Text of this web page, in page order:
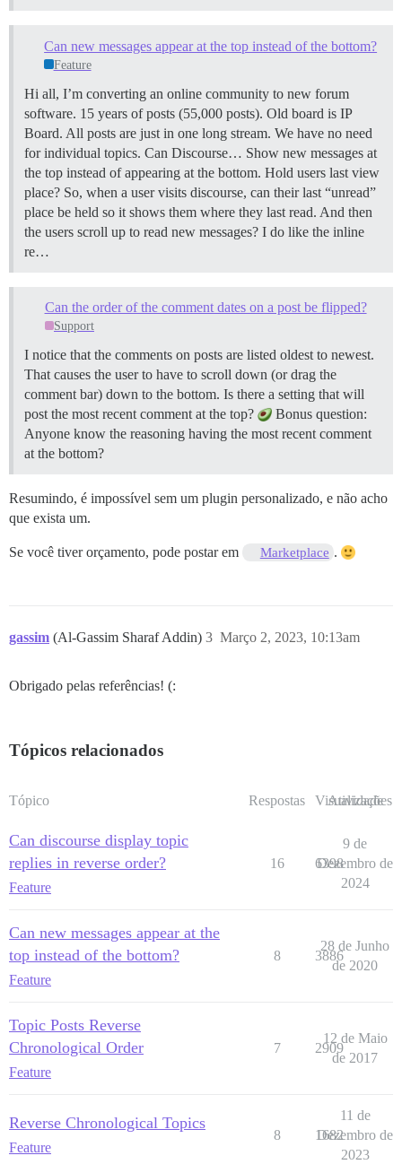
Can new messages appear at the top instead of the bottom?
Feature
Hi all, I’m converting an online community to new forum
software. 15 years of posts (55,000 posts). Old board is IP
Board. All posts are just in one long stream. We have no need
for individual topics. Can Discourse… Show new messages at
the top instead of appearing at the bottom. Hold users last view
place? So, when a user visits discourse, can their last “unread”
place be held so it shows them where they last read. And then
the users scroll up to read new messages? I do like the inline
re…
Can the order of the comment dates on a post be flipped?
Support
I notice that the comments on posts are listed oldest to newest.
That causes the user to have to scroll down (or drag the
comment bar) down to the bottom. Is there a setting that will
post the most recent comment at the top?
Bonus question:
Anyone know the reasoning having the most recent comment
at the bottom?
Resumindo, é impossível sem um plugin personalizado, e não acho
que exista um.
Se você tiver orçamento, pode postar em Marketplace .
gassim (Al-Gassim Sharaf Addin) Março 2, 2023, 10:13am
3
Obrigado pelas referências! (:
Tópicos relacionados
Tópico Respostas Visualizações
Atividade
Can discourse display topic
replies in reverse order?
Feature
16 6398
9 de
Dezembro de
2024
Can new messages appear at the
top instead of the bottom?
Feature
8 3886
28 de Junho
de 2020
Topic Posts Reverse
Chronological Order
Feature
7 2909
12 de Maio
de 2017
Reverse Chronological Topics
Feature
8 1682
11 de
Dezembro de
2023